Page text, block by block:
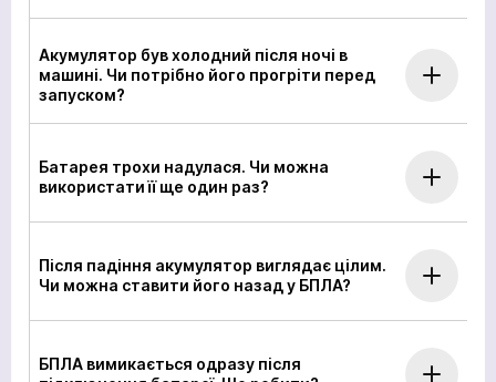
Акумулятор був холодний після ночі в
машині. Чи потрібно його прогріти перед
запуском?
Батарея трохи надулася. Чи можна
використати її ще один раз?
Після падіння акумулятор виглядає цілим.
Чи можна ставити його назад у БПЛА?
БПЛА вимикається одразу після